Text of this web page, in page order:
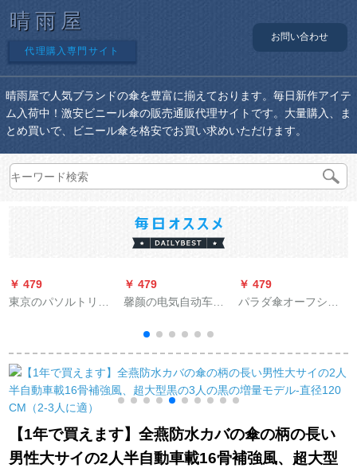
晴雨屋
代理購入専門サイト
お問い合わせ
晴雨屋で人気ブランドの傘を豊富に揃えております。毎日新作アイテ
ム入荷中！激安ビニール傘の販売通販代理サイトです。大量購入、ま
とめ買いで、ビニール傘を格安でお買い求めいただけます。
￥ 479
東京のパソルトリッ
率日烧けUVカットカ
ットUVカットカット
￥ 479
馨颜の电気自动车の
転车の日よけ伞のペ
ルタのオーオーは日
覆の伞のカバーのレ
コントートのポアを
ひっくり返して升格
させます。
￥ 479
パラダ傘オーフシャ
日よけ傘小ぶり折り
たたたみたた傘デリ
ック2〓ピンク50
【1年で買えます】全燕防水カバの傘の柄の長い
男性大サイの2人半自動車載16骨補強風、超大型